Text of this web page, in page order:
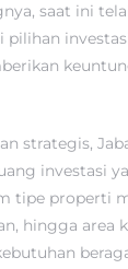
saat ini
pilihan
strategis,
investasi
tipe properti
hingga area